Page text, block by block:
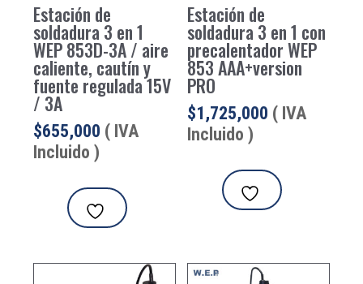
Estación de
soldadura 3 en 1
WEP 853D-3A / aire
caliente, cautín y
fuente regulada 15V
/ 3A
$655,000 ( IVA
Incluido )
Estación de
soldadura 3 en 1 con
precalentador WEP
853 AAA+version
PRO
$1,725,000 ( IVA
Incluido )